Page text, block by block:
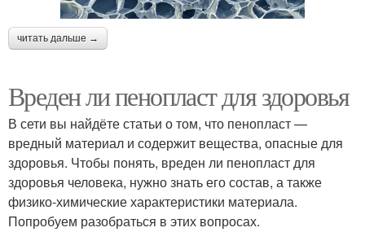
читать дальше →
Вреден ли пенопласт для здоровья
В сети вы найдёте статьи о том, что пенопласт —
вредный материал и содержит вещества, опасные для
здоровья. Чтобы понять, вреден ли пенопласт для
здоровья человека, нужно знать его состав, а также
физико-химические характеристики материала.
Попробуем разобраться в этих вопросах.